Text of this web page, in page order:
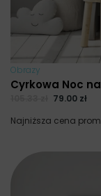
Obrazy
Cyrkowa Noc
79.00 zł
Najniższa cena